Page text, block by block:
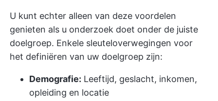
U kunt echter alleen van deze voordelen
genieten als u onderzoek doet onder de juiste
doelgroep. Enkele sleuteloverwegingen voor
het definiëren van uw doelgroep zijn:
Demografie: Leeftijd, geslacht, inkomen,
opleiding en locatie